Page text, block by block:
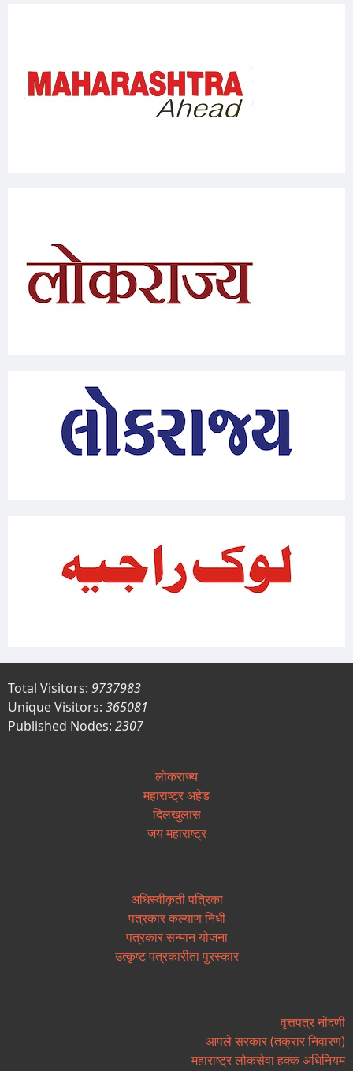
Total Visitors: 9737983
Unique Visitors: 365081
Published Nodes: 2307
लोकराज्य
महाराष्ट्र अहेड
दिलखुलास
जय महाराष्ट्र
अधिस्वीकृती पत्रिका
पत्रकार कल्याण निधी
पत्रकार सन्मान योजना
उत्कृष्ट पत्रकारीता पुरस्कार
वृत्तपत्र नोंदणी
आपले सरकार (तक्रार निवारण)
महाराष्ट्र लोकसेवा हक्क अधिनियम